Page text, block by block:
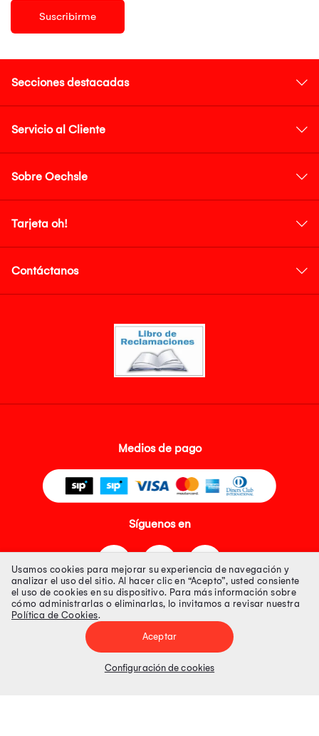
Suscribirme
Secciones destacadas
Servicio al Cliente
Sobre Oechsle
Tarjeta oh!
Contáctanos
Medios de pago
Síguenos en
Tienda 100% Segura
Tiendas Peruanas S.A. R.U.C. Nº 20493020618. Todos los derechos
Precios disponibles solo en www.oechsle.pe. Precios online publicados
Usamos cookies para mejorar su experiencia de navegación y
analizar el uso del sitio. Al hacer clic en “Acepto”, usted consiente
el uso de cookies en su dispositivo. Para más información sobre
cómo administrarlas o eliminarlas, lo invitamos a revisar nuestra
Política de Cookies.
Aceptar
Configuración de cookies